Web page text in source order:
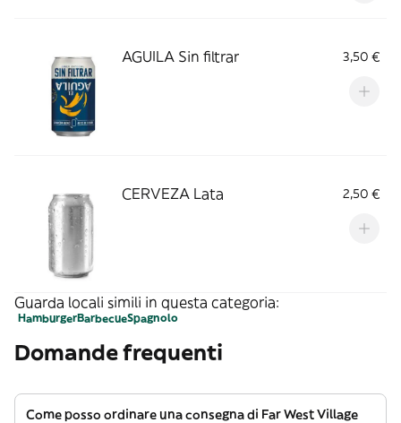
AGUILA Sin filtrar 3,50 €
CERVEZA Lata 2,50 €
Guarda locali simili in questa categoria:
HamburgerBarbecueSpagnolo
Domande frequenti
Come posso ordinare una consegna di Far West Village